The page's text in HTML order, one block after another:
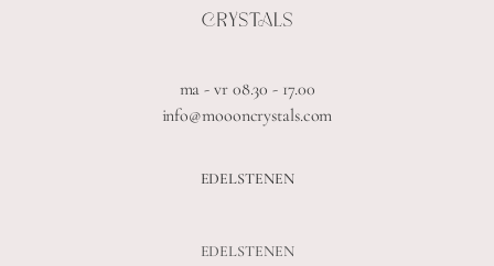
ma - vr 08.30 - 17.00
info@moooncrystals.com
EDELSTENEN
EDELSTENEN